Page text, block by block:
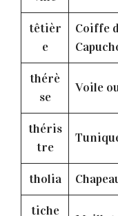
têtièr
e
Coiffe
thérè
se
Voile
théris
tre
tholia
tiche